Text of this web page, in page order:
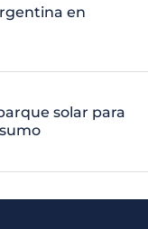
en
solar para